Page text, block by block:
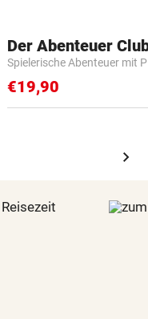
Der Abenteuer
Spielerische Abenteuer mit
€19,90
chevron_right